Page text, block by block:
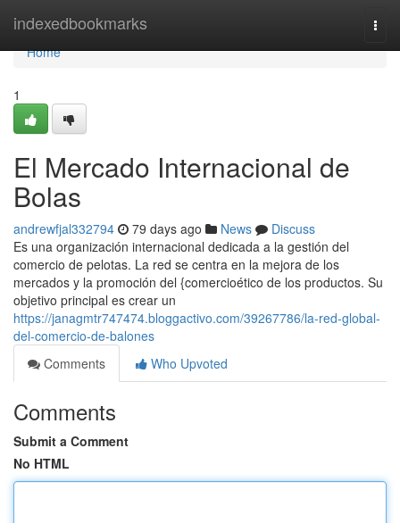
indexedbookmarks
Home
Home
1
El Mercado Internacional de
Bolas
andrewfjal332794 79 days ago News
Discuss
Es una organización internacional dedicada a la gestión del
comercio de pelotas. La red se centra en la mejora de los
mercados y la promoción del {comercioético de los productos. Su
objetivo principal es crear un
https://janagmtr747474.bloggactivo.com/39267786/la-red-global-
del-comercio-de-balones
Comments
Who Upvoted
Comments
Submit a Comment
No HTML